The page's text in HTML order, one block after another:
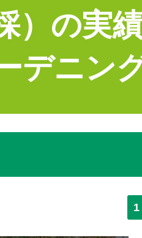
）の実
デニン
1